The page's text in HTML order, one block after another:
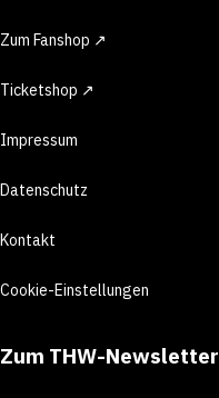
Zum Fanshop ↗
Ticketshop ↗
Impressum
Datenschutz
Kontakt
Cookie-Einstellungen
Zum THW-Newsletter